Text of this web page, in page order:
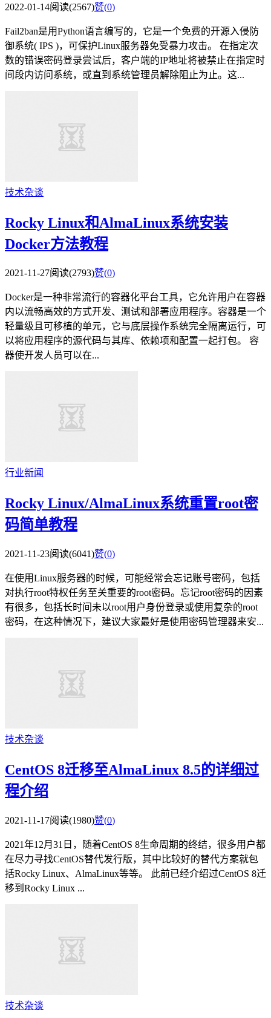
2022-01-14阅读(2567)赞(0)
Fail2ban是用Python语言编写的，它是一个免费的开源入侵防
御系统( IPS )，可保护Linux服务器免受暴力攻击。 在指定次
数的错误密码登录尝试后，客户端的IP地址将被禁止在指定时
间段内访问系统，或直到系统管理员解除阻止为止。这...
技术杂谈
Rocky Linux和AlmaLinux系统安装
Docker方法教程
2021-11-27阅读(2793)赞(0)
Docker是一种非常流行的容器化平台工具，它允许用户在容器
内以流畅高效的方式开发、测试和部署应用程序。容器是一个
轻量级且可移植的单元，它与底层操作系统完全隔离运行，可
以将应用程序的源代码与其库、依赖项和配置一起打包。 容
器使开发人员可以在...
行业新闻
Rocky Linux/AlmaLinux系统重置root密
码简单教程
2021-11-23阅读(6041)赞(0)
在使用Linux服务器的时候，可能经常会忘记账号密码，包括
对执行root特权任务至关重要的root密码。忘记root密码的因素
有很多，包括长时间未以root用户身份登录或使用复杂的root
密码，在这种情况下，建议大家最好是使用密码管理器来安...
技术杂谈
CentOS 8迁移至AlmaLinux 8.5的详细过
程介绍
2021-11-17阅读(1980)赞(0)
2021年12月31日，随着CentOS 8生命周期的终结，很多用户都
在尽力寻找CentOS替代发行版，其中比较好的替代方案就包
括Rocky Linux、AlmaLinux等等。 此前已经介绍过CentOS 8迁
移到Rocky Linux ...
技术杂谈